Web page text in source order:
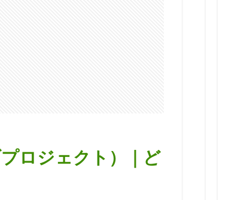
プロジェクト）｜ど